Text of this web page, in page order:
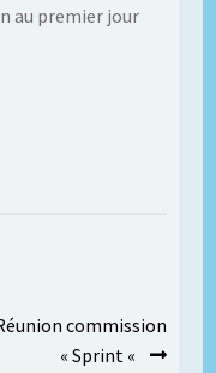
au premier jour
commission
« Sprint «